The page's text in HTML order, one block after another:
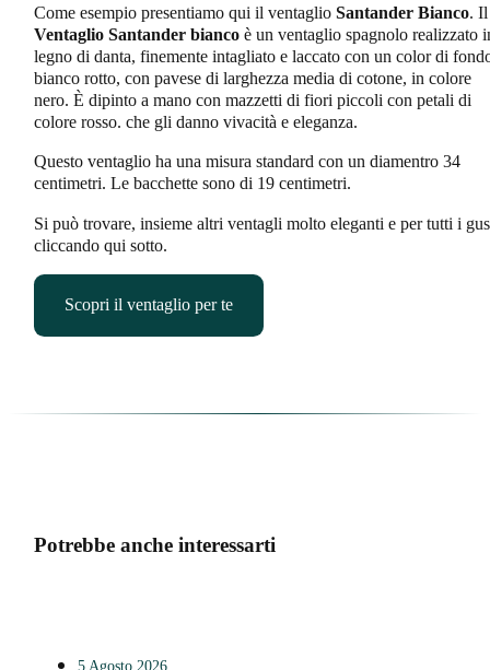
Come esempio presentiamo qui il ventaglioSantander Bianco. Il
Ventaglio Santander bianco è un ventaglio spagnolo realizzato
legno di danta, finemente intagliato e laccato con un color di
bianco rotto, con pavese di larghezza media di cotone, in colore
nero. È dipinto a mano con mazzetti di fiori piccoli con petali di
colore rosso. che gli danno vivacità e eleganza.
Questo ventaglio ha una misura standard con un diamentro 34
centimetri. Le bacchette sono di 19 centimetri.
Si può trovare, insieme altri ventagli molto eleganti e per tutti i
cliccando qui sotto.
Scopri il ventaglio per te
Potrebbe anche interessarti
5 Agosto 2026